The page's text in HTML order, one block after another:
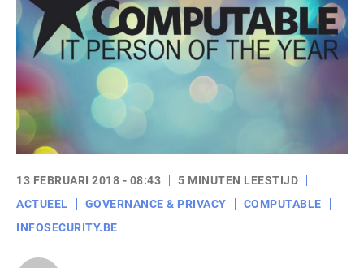
13 FEBRUARI 2018 - 08:43
5 MINUTEN LEESTIJD
ACTUEEL
GOVERNANCE & PRIVACY
COMPUTABLE
INFOSECURITY.BE